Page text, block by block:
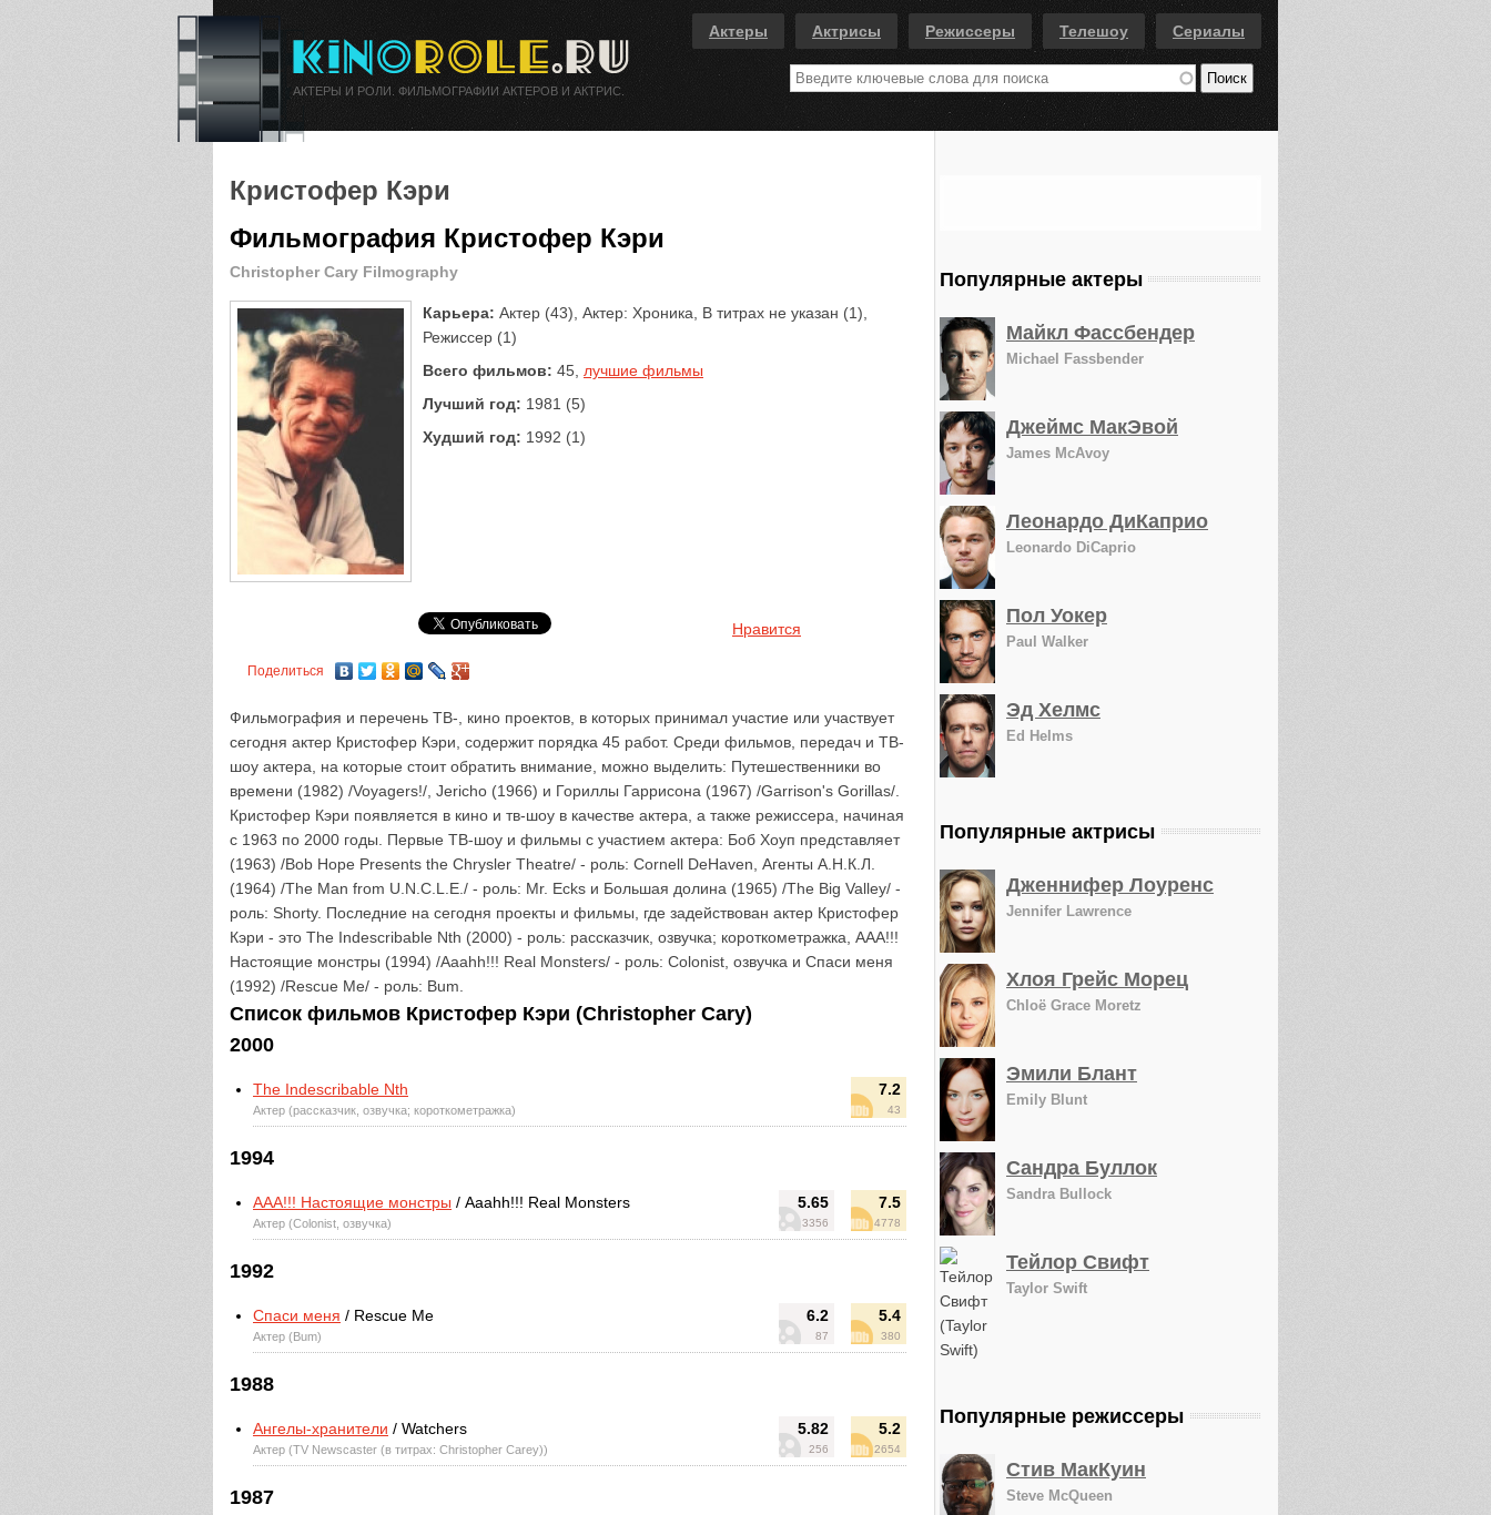
Актеры Актрисы Режиссеры Телешоу Сериалы
Кристофер Кэри
Фильмография Кристофер Кэри
Christopher Cary Filmography
Карьера: Актер (43), Актер: Хроника, В титрах не указан (1),
Режиссер (1)
Всего фильмов: 45, лучшие фильмы
Лучший год: 1981 (5)
Худший год: 1992 (1)
Нравится
Поделиться
Фильмография и перечень ТВ-, кино проектов, в которых принимал участие или участвует
сегодня актер Кристофер Кэри, содержит порядка 45 работ. Среди фильмов, передач и ТВ-
шоу актера, на которые стоит обратить внимание, можно выделить: Путешественники во
времени (1982) /Voyagers!/, Jericho (1966) и Гориллы Гаррисона (1967) /Garrison's Gorillas/.
Кристофер Кэри появляется в кино и тв-шоу в качестве актера, а также режиссера, начиная
с 1963 по 2000 годы. Первые ТВ-шоу и фильмы с участием актера: Боб Хоуп представляет
(1963) /Bob Hope Presents the Chrysler Theatre/ - роль: Cornell DeHaven, Агенты А.Н.К.Л.
(1964) /The Man from U.N.C.L.E./ - роль: Mr. Ecks и Большая долина (1965) /The Big Valley/ -
роль: Shorty. Последние на сегодня проекты и фильмы, где задействован актер Кристофер
Кэри - это The Indescribable Nth (2000) - роль: рассказчик, озвучка; короткометражка, ААА!!!
Настоящие монстры (1994) /Aaahh!!! Real Monsters/ - роль: Colonist, озвучка и Спаси меня
(1992) /Rescue Me/ - роль: Bum.
Список фильмов Кристофер Кэри (Christopher Cary)
2000
7.2
43
The Indescribable Nth
Актер (рассказчик, озвучка; короткометражка)
1994
5.65
3356
7.5
4778
ААА!!! Настоящие монстры / Aaahh!!! Real Monsters
Актер (Colonist, озвучка)
1992
6.2
87
5.4
380
Спаси меня / Rescue Me
Актер (Bum)
1988
5.82
256
5.2
2654
Ангелы-хранители / Watchers
Актер (TV Newscaster (в титрах: Christopher Carey))
1987
Популярные актеры
Майкл Фассбендер
Michael Fassbender
Джеймс МакЭвой
James McAvoy
Леонардо ДиКаприо
Leonardo DiCaprio
Пол Уокер
Paul Walker
Эд Хелмс
Ed Helms
Популярные актрисы
Дженнифер Лоуренс
Jennifer Lawrence
Хлоя Грейс Морец
Chloë Grace Moretz
Эмили Блант
Emily Blunt
Сандра Буллок
Sandra Bullock
Тейлор Свифт
Taylor Swift
Популярные режиссеры
Стив МакКуин
Steve McQueen
АКТЕРЫ И РОЛИ. ФИЛЬМОГРАФИИ АКТЕРОВ И АКТРИС.